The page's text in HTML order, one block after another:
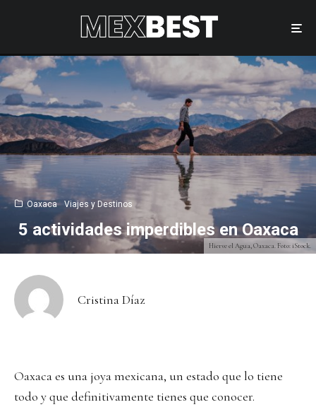
Hierve el Agua, Oaxaca. Foto: iStock.
Oaxaca Viajes y Destinos
5 actividades imperdibles en Oaxaca
Cristina Díaz
Oaxaca es una joya mexicana, un estado que lo tiene
todo y que definitivamente tienes que conocer.